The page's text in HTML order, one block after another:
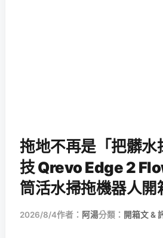
拖地不再是「把髒水
技 Qrevo Edge 2
筒活水掃拖機器人開
2026/8/4作者： 阿湯分類： 開箱文 &